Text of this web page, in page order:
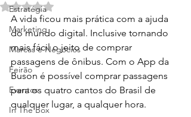
Estratégia
Marketing
Marcas e Negócios
Feirão
Eventos
In The Box
Rated NaN out of 5 stars.
A vida ficou mais prática com a ajuda
do mundo digital. Inclusive tornando
mais fácil o jeito de comprar
passagens de ônibus. Com o App da
Buson é possível comprar passagens
para os quatro cantos do Brasil de
qualquer lugar, a qualquer hora.